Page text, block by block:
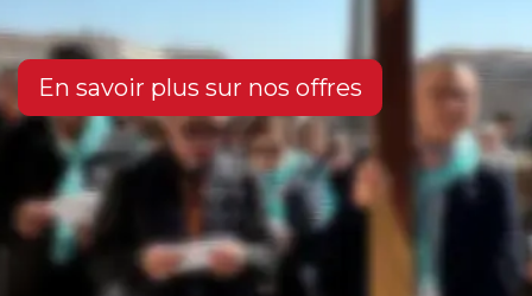
En savoir plus sur nos offres